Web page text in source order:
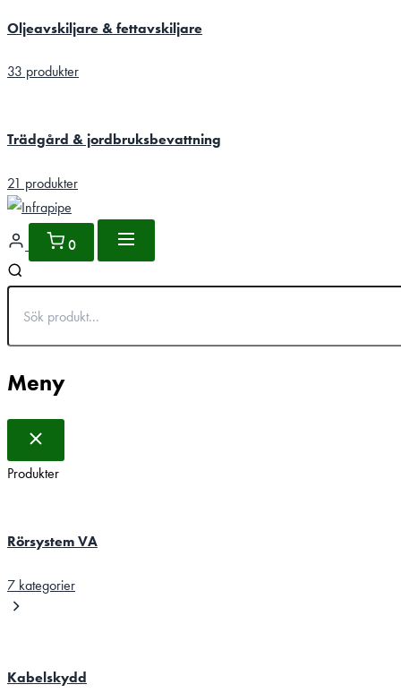
Oljeavskiljare & fettavskiljare
33 produkter
Trädgård & jordbruksbevattning
21 produkter
0
Meny
Produkter
Rörsystem VA
7 kategorier
Kabelskydd